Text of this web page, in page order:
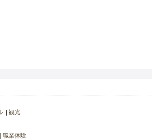
観光
職業体験